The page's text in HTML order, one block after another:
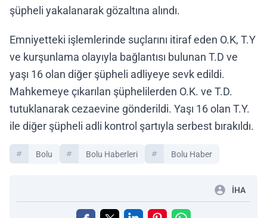
şüpheli yakalanarak gözaltına alındı.
Emniyetteki işlemlerinde suçlarını itiraf eden O.K, T.Y
ve kurşunlama olayıyla bağlantısı bulunan T.D ve
yaşı 16 olan diğer şüpheli adliyeye sevk edildi.
Mahkemeye çıkarılan şüphelilerden O.K. ve T.D.
tutuklanarak cezaevine gönderildi. Yaşı 16 olan T.Y.
ile diğer şüpheli adli kontrol şartıyla serbest bırakıldı.
Bolu Bolu Haberleri Bolu Haber
İHA